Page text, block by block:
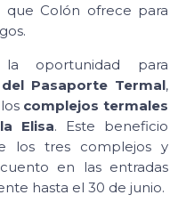
Colón ofrece para
oportunidad para
Pasaporte Termal,
complejos termales
Elisa. Este beneficio
los tres complejos y
en las entradas
hasta el 30 de junio.